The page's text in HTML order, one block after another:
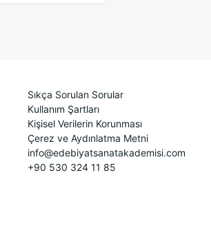
Sıkça Sorulan Sorular
Kullanım Şartları
Kişisel Verilerin Korunması
Çerez ve Aydınlatma Metni
info@edebiyatsanatakademisi.com
+90 530 324 11 85